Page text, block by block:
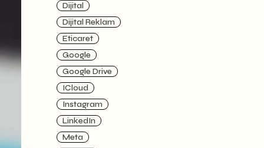
Dijital
Dijital Reklam
Eticaret
Google
Google Drive
ICloud
Instagram
LinkedIn
Meta